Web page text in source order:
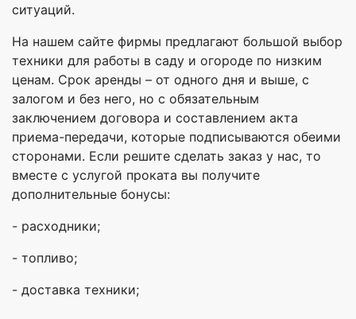
ситуаций.
На нашем сайте фирмы предлагают большой выбор
техники для работы в саду и огороде по низким
ценам. Срок аренды – от одного дня и выше, с
залогом и без него, но с обязательным
заключением договора и составлением акта
приема-передачи, которые подписываются обеими
сторонами. Если решите сделать заказ у нас, то
вместе с услугой проката вы получите
дополнительные бонусы:
- расходники;
- топливо;
- доставка техники;